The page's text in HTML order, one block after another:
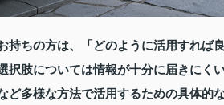
持ちの方は、「どのように活用すれば
択肢については情報が十分に届きにく
ど多様な方法で活用するための具体的